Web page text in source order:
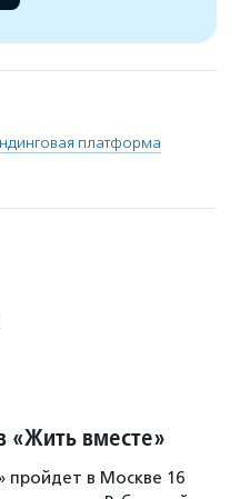
платформа
«Жить вместе»
пройдет в Москве 16